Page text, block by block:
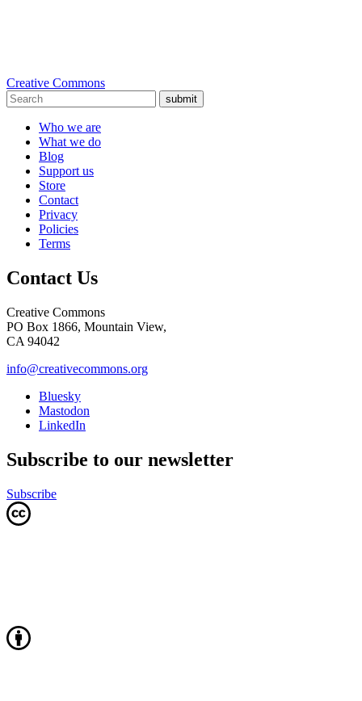
Creative Commons
submit
Who we are
What we do
Blog
Support us
Store
Contact
Privacy
Policies
Terms
Contact Us
Creative Commons
PO Box 1866, Mountain View,
CA 94042
info@creativecommons.org
Bluesky
Mastodon
LinkedIn
Subscribe to our newsletter
Subscribe